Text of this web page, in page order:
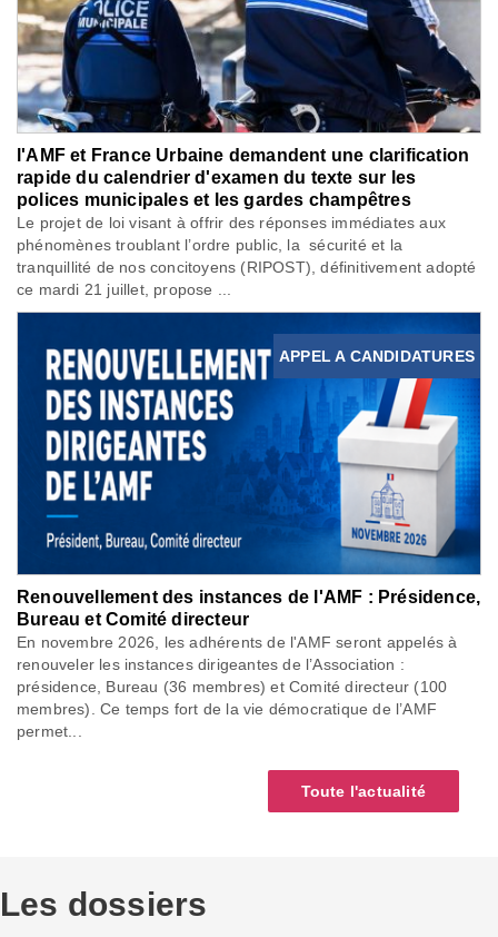
l'AMF et France Urbaine demandent une clarification
rapide du calendrier d'examen du texte sur les
polices municipales et les gardes champêtres
Le projet de loi visant à offrir des réponses immédiates aux
phénomènes troublant l’ordre public, la sécurité et la
tranquillité de nos concitoyens (RIPOST), définitivement adopté
ce mardi 21 juillet, propose ...
APPEL A CANDIDATURES
Renouvellement des instances de l'AMF : Présidence,
Bureau et Comité directeur
En novembre 2026, les adhérents de l'AMF seront appelés à
renouveler les instances dirigeantes de l’Association :
présidence, Bureau (36 membres) et Comité directeur (100
membres). Ce temps fort de la vie démocratique de l’AMF
permet...
Toute l'actualité
Les dossiers